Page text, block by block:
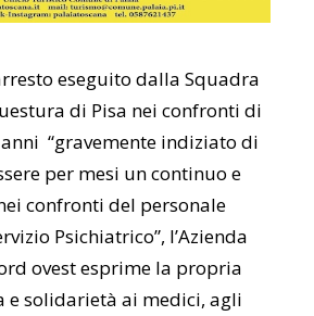
eseguito dalla Squadra
di Pisa nei confronti di
“gravemente indiziato di
per mesi un continuo e
confronti del personale
Psichiatrico”, l’Azienda
ovest esprime la propria
e solidarietà ai medici, agli